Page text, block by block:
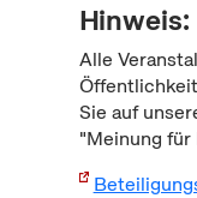
Hinweis:
Alle
Sie auf
"Meinung für